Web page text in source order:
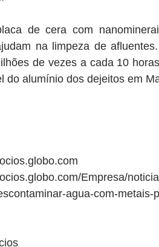
de cera com
na limpeza de
de vezes a cada 10
do alumínio dos dejeitos em
Empresa/
agua-com-metais-